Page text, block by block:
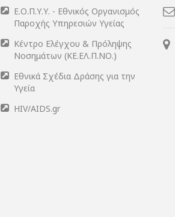
Ε.Ο.Π.Υ.Υ. - Εθνικός Οργανισμός
Παροχής Υπηρεσιών Υγείας
Κέντρο Ελέγχου & Πρόληψης
Νοσημάτων (ΚΕ.ΕΛ.Π.ΝΟ.)
Εθνικά Σχέδια Δράσης για την
Υγεία
HIV/AIDS.gr